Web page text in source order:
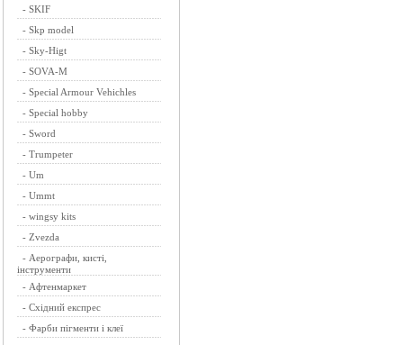
- SKIF
- Skp model
- Sky-Higt
- SOVA-M
- Special Armour Vehichles
- Special hobby
- Sword
- Trumpeter
- Um
- Ummt
- wingsy kits
- Zvezda
- Аерографи, кисті,
інструменти
- Афтенмаркет
- Східний експрес
- Фарби пігменти і клеї